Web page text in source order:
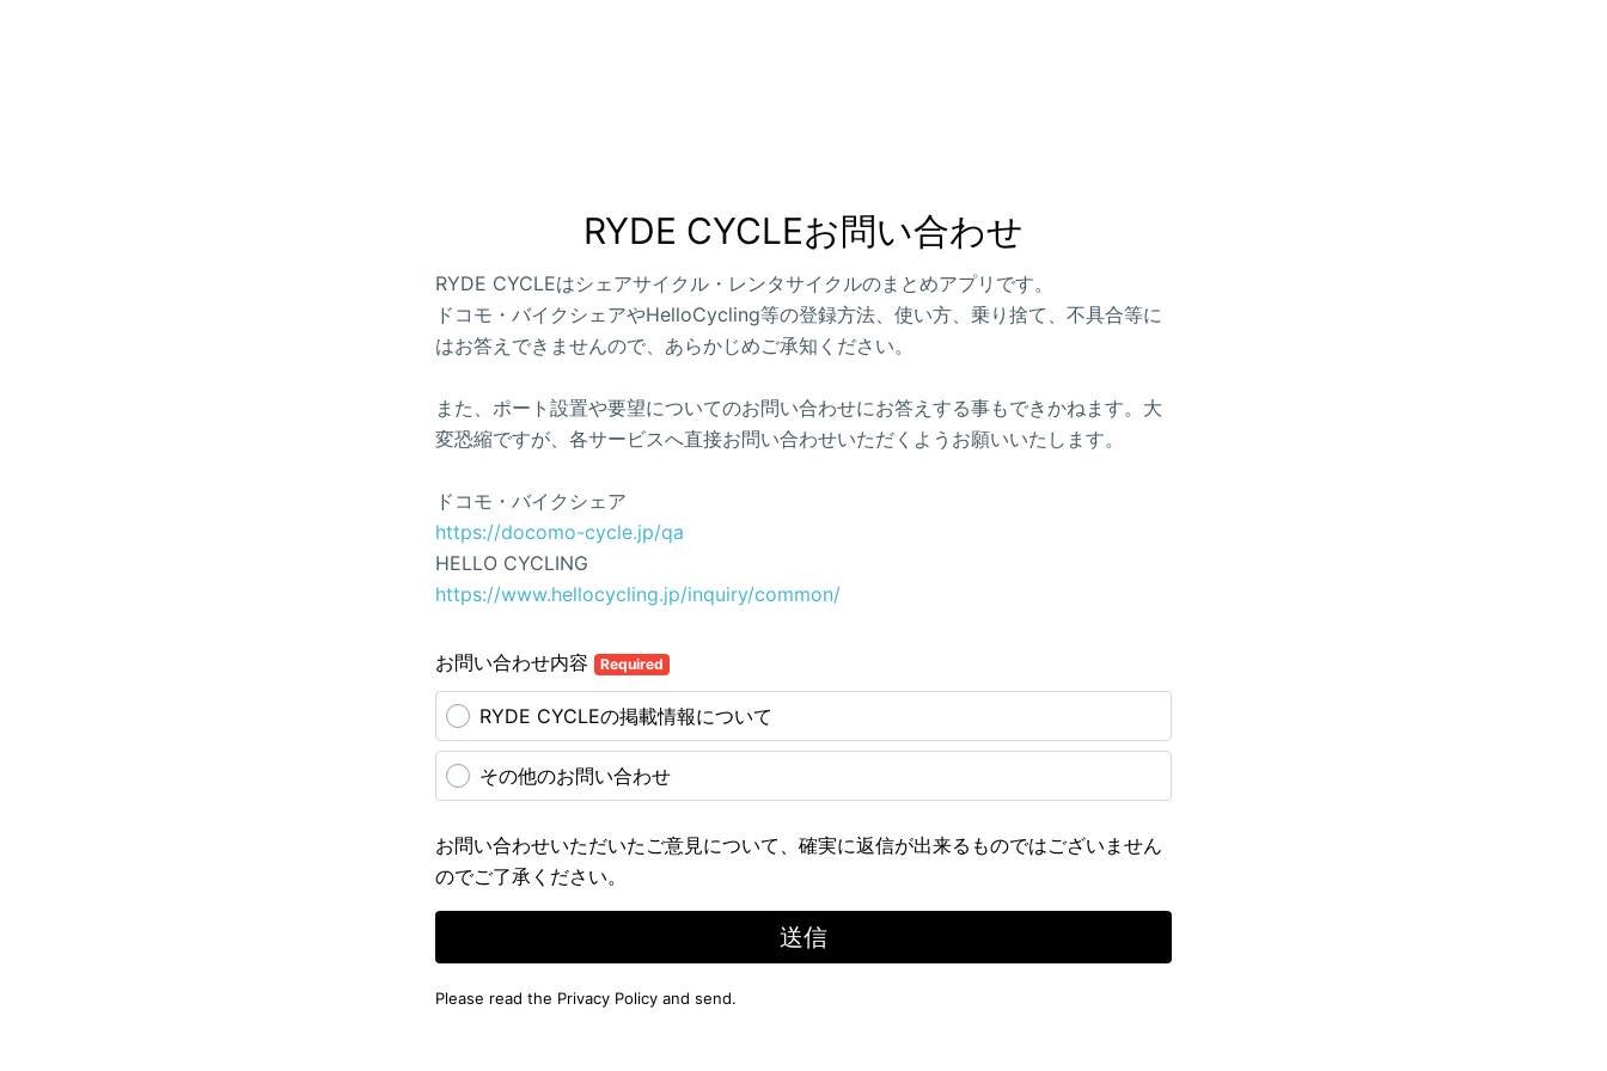
RYDE CYCLEお問い合わせ
RYDE CYCLEはシェアサイクル・レンタサイクルのまとめアプリです。
ドコモ・バイクシェアやHelloCycling等の登録方法、使い方、乗り捨て、不具合等に
はお答えできませんので、あらかじめご承知ください。
また、ポート設置や要望についてのお問い合わせにお答えする事もできかねます。大
変恐縮ですが、各サービスへ直接お問い合わせいただくようお願いいたします。
ドコモ・バイクシェア
https://docomo-cycle.jp/qa
HELLO CYCLING
https://www.hellocycling.jp/inquiry/common/
お問い合わせ内容 Required
RYDE CYCLEの掲載情報について
その他のお問い合わせ
お問い合わせいただいたご意見について、確実に返信が出来るものではございません
のでご了承ください。
送信
Please read the Privacy Policy and send.